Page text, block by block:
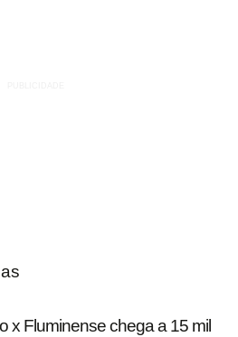
x Fluminense chega a 15 mil